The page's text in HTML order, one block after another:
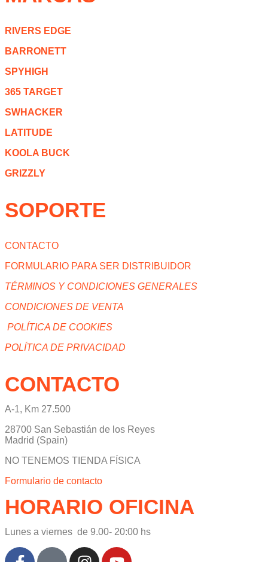
RIVERS EDGE
BARRONETT
SPYHIGH
365 TARGET
SWHACKER
LATITUDE
KOOLA BUCK
GRIZZLY
SOPORTE
CONTACTO
FORMULARIO PARA SER DISTRIBUIDOR
TÉRMINOS Y CONDICIONES GENERALES
CONDICIONES DE VENTA
POLÍTICA DE COOKIES
POLÍTICA DE PRIVACIDAD
CONTACTO
A-1, Km 27.500
28700 San Sebastián de los Reyes
Madrid (Spain)
NO TENEMOS TIENDA FÍSICA
Formulario de contacto
HORARIO OFICINA
Lunes a viernes de 9.00- 20:00 hs